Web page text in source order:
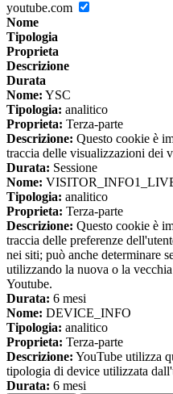
youtube.com
Nome
Tipologia
Proprieta
Descrizione
Durata
Nome: YSC
Tipologia: analitico
Proprieta: Terza-parte
Descrizione: Questo cookie è
traccia delle visualizzazioni dei
Durata: Sessione
Nome:
Tipologia: analitico
Proprieta: Terza-parte
Descrizione: Questo cookie è
traccia delle preferenze
nei siti; può anche determinare
utilizzando la nuova o la
Youtube.
Durata: 6 mesi
Nome: DEVICE_INFO
Tipologia: analitico
Proprieta: Terza-parte
Descrizione: YouTube utilizza
tipologia di device utilizzata
Durata: 6 mesi